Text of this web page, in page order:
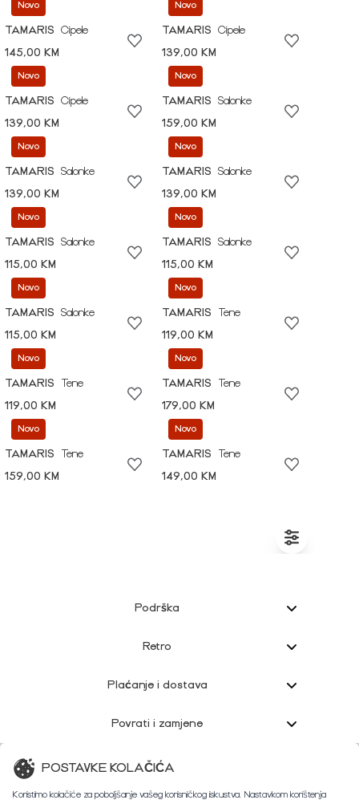
Novo
TAMARIS
Cipele
145,00 KM
Novo
TAMARIS
Cipele
139,00 KM
Novo
TAMARIS
Cipele
139,00 KM
Novo
TAMARIS
Salonke
159,00 KM
Novo
TAMARIS
Salonke
139,00 KM
Novo
TAMARIS
Salonke
139,00 KM
Novo
TAMARIS
Salonke
115,00 KM
Novo
TAMARIS
Salonke
115,00 KM
Novo
TAMARIS
Salonke
115,00 KM
Novo
TAMARIS
Tene
119,00 KM
Novo
TAMARIS
Tene
119,00 KM
Novo
TAMARIS
Tene
179,00 KM
Novo
TAMARIS
Tene
159,00 KM
Novo
TAMARIS
Tene
149,00 KM
Podrška
Retro
Plaćanje i dostava
Povrati i zamjene
Korisnička podrška
POSTAVKE KOLAČIĆA
Koristimo kolačiće za poboljšanje vašeg korisničkog iskustva. Nastavkom korištenja